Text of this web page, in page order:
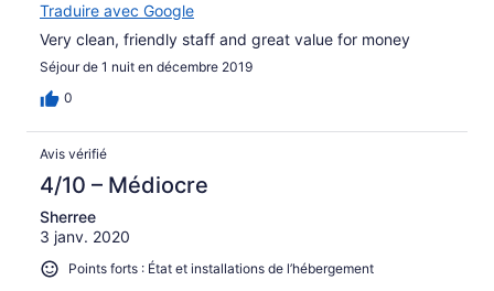
Traduire avec Google
Very clean, friendly staff and great value for money
Séjour de 1 nuit en décembre 2019
0
Avis vérifié
4/10 – Médiocre
Sherree
3 janv. 2020
Points forts : État et installations de l’hébergement